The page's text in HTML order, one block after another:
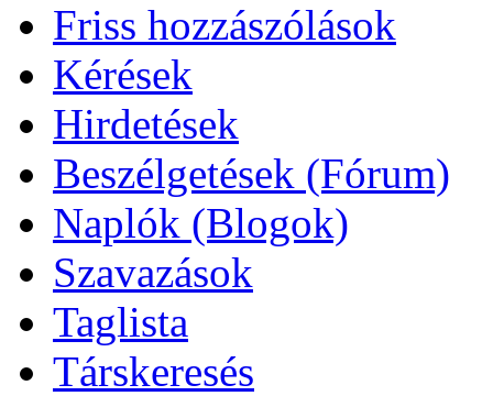
Friss hozzászólások
Kérések
Hirdetések
Beszélgetések (Fórum)
Naplók (Blogok)
Szavazások
Taglista
Társkeresés